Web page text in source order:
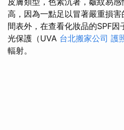
高，因為一點足以冒著嚴重損害
間表外，在查看化妝品的SPF
光保護（UVA 台北搬家公司 護
輻射。